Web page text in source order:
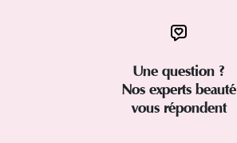
Une question ?
Nos experts beauté
vous répondent